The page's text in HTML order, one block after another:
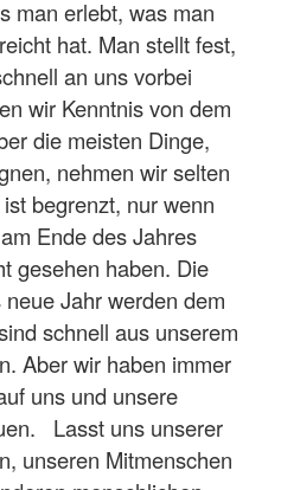
man erlebt, was man
hat. Man stellt fest,
an uns vorbei
wir Kenntnis von dem
die meisten Dinge,
nehmen wir selten
begrenzt, nur wenn
Ende des Jahres
gesehen haben. Die
Jahr werden dem
schnell aus unserem
Aber wir haben immer
uns und unsere
Lasst uns unserer
unseren Mitmenschen